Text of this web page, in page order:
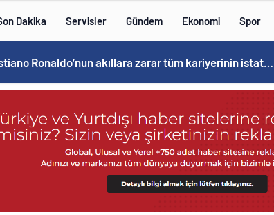
Dakika Servisler Gündem Ekonomi Spor
Cristiano Ronaldo’nun akıllara zarar tüm kariyerinin istatistiğini çıkardık !